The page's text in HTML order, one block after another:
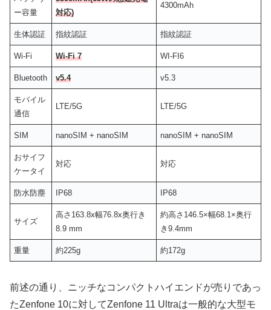
ー容量
対応)
4300mAh
生体認証 指紋認証 指紋認証
Wi-Fi Wi-Fi 7 WI-FI6
Bluetooth v5.4 v5.3
モバイル
通信
LTE/5G LTE/5G
SIM nanoSIM + nanoSIM nanoSIM + nanoSIM
おサイフ
ケータイ
対応 対応
防水防塵 IP68 IP68
サイズ
高さ163.8x幅76.8x奥行き
8.9 mm
約高さ146.5×幅68.1×奥行
き9.4mm
重量 約225g 約172g
前述の通り、ニッチなコンパクトハイエンドが売りであっ
たZenfone 10に対してZenfone 11 Ultraは一般的な大型モ